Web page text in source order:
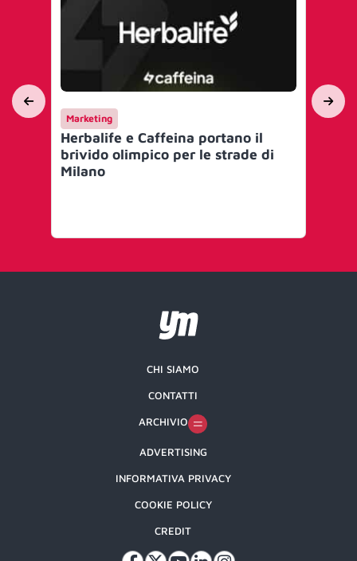
Marketing
Herbalife e Caffeina portano il
brivido olimpico per le strade di
Milano
CHI SIAMO
CONTATTI
ARCHIVIO
ADVERTISING
INFORMATIVA PRIVACY
COOKIE POLICY
CREDIT